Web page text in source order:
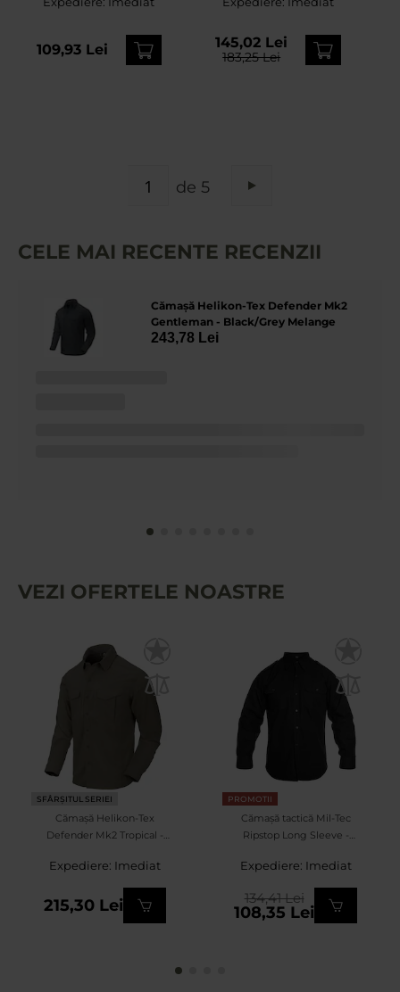
109,93 Lei 145,02 Lei
183,25 Lei
de 5
CELE MAI RECENTE RECENZII
Cămașă Helikon-Tex Defender Mk2
Gentleman - Black/Grey Melange
243,78 Lei
VEZI OFERTELE NOASTRE
SFÂRȘITUL SERIEI
Cămașă Helikon-Tex
Defender Mk2 Tropical -
Expediere: Imediat
215,30 Lei
PROMOTII
Cămașă tactică Mil-Tec
Ripstop Long Sleeve -
Expediere: Imediat
108,35 Lei
134,41 Lei